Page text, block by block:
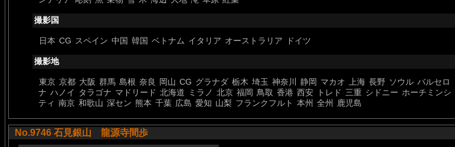
撮影国
日本 CG スペイン 中国 韓国 ベトナム イタリア オーストラリア ドイツ
撮影地
東京 京都 大阪 群馬 島根 奈良 岡山 CG グラナダ 栃木 埼玉 神奈川 静岡 マカオ 上海 長野 ソウル バルセロ
ナ ハノイ タラゴナ マドリード 北海道 ミラノ 北京 福岡 鳥取 香港 西安 トレド 三重 シドニー ホーチミンシ
ティ 南京 和歌山 深セン 熊本 千葉 広島 愛知 山梨 フランクフルト 本州 全州 鹿児島
No.9746 石見銀山 龍源寺間歩